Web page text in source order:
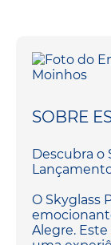
SOBRE
Descubra o
O Skyglass
Alegre.